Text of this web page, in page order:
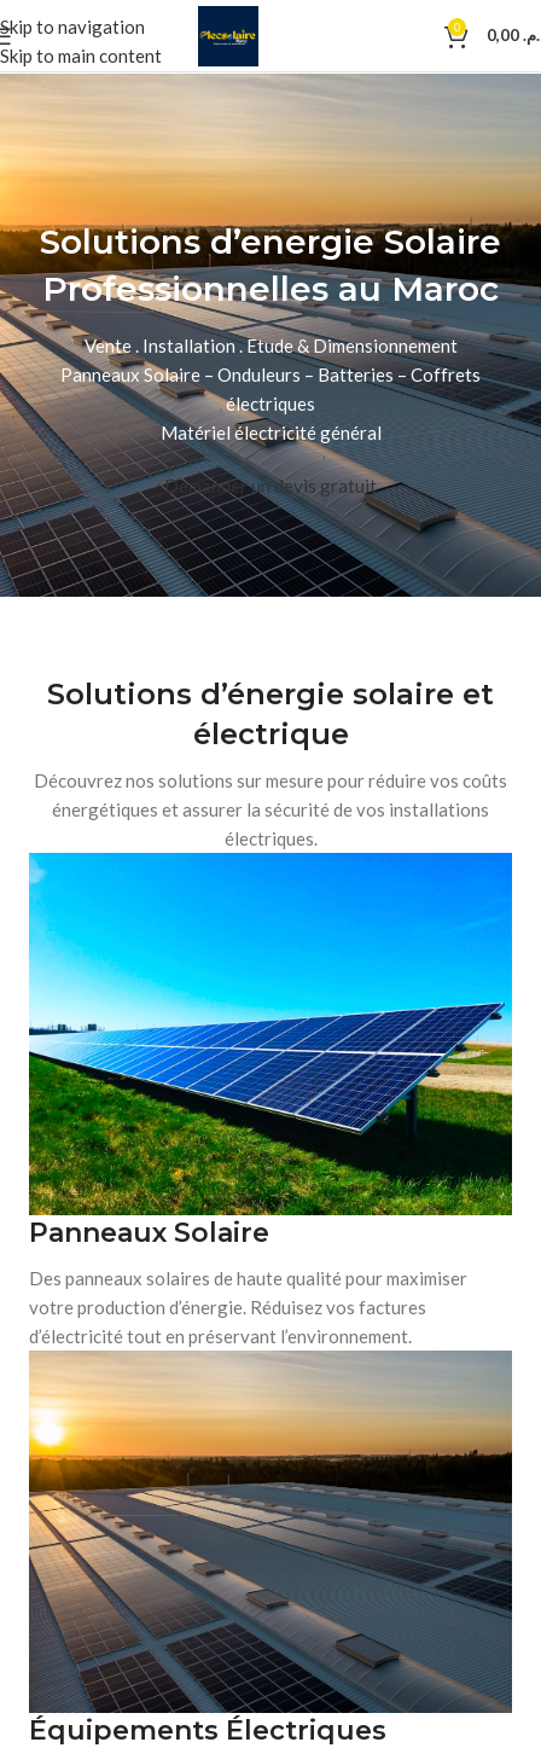
Skip to navigation
Skip to main content
0
Solutions d’energie Solaire
Professionnelles au Maroc
Vente . Installation . Etude & Dimensionnement
Panneaux Solaire – Onduleurs – Batteries – Coffrets
électriques
Matériel électricité général
Demander un devis gratuit
Solutions d’énergie solaire et
électrique
Découvrez nos solutions sur mesure pour réduire vos coûts
énergétiques et assurer la sécurité de vos installations
électriques.
Panneaux Solaire
Des panneaux solaires de haute qualité pour maximiser
votre production d’énergie. Réduisez vos factures
d’électricité tout en préservant l’environnement.
Équipements Électriques